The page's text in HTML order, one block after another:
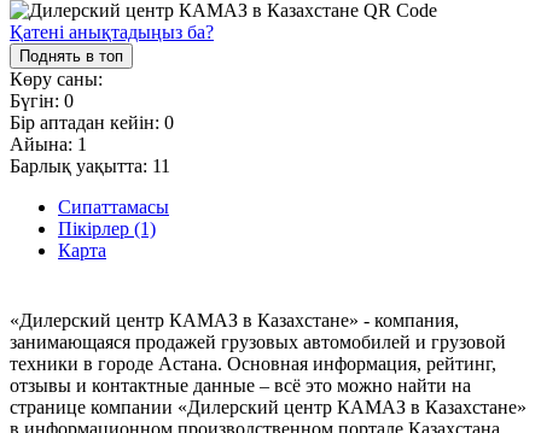
Қатені анықтадыңыз ба?
Поднять в топ
Көру саны:
Бүгін: 0
Бір аптадан кейін: 0
Айына: 1
Барлық уақытта: 11
Сипаттамасы
Пікірлер (1)
Карта
«Дилерский центр КАМАЗ в Казахстане» - компания,
занимающаяся продажей грузовых автомобилей и грузовой
техники в городе Астана. Основная информация, рейтинг,
отзывы и контактные данные – всё это можно найти на
странице компании «Дилерский центр КАМАЗ в Казахстане»
в информационном производственном портале Казахстана